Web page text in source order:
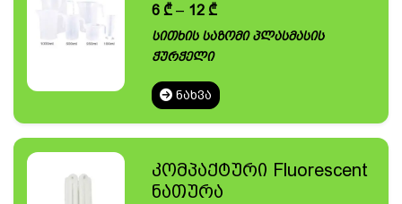
6₾ – 12₾Price
range:
6 ₾
სითხის საზომი პლასმასის
ჭურჭელი
ᲜᲐᲮᲕᲐ
კომპაქტური Fluorescent
ნათურა